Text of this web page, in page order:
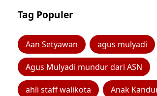
Tag Populer
Aan Setyawan agus mulyadi
Agus Mulyadi mundur dari ASN
ahli staff walikota Anak